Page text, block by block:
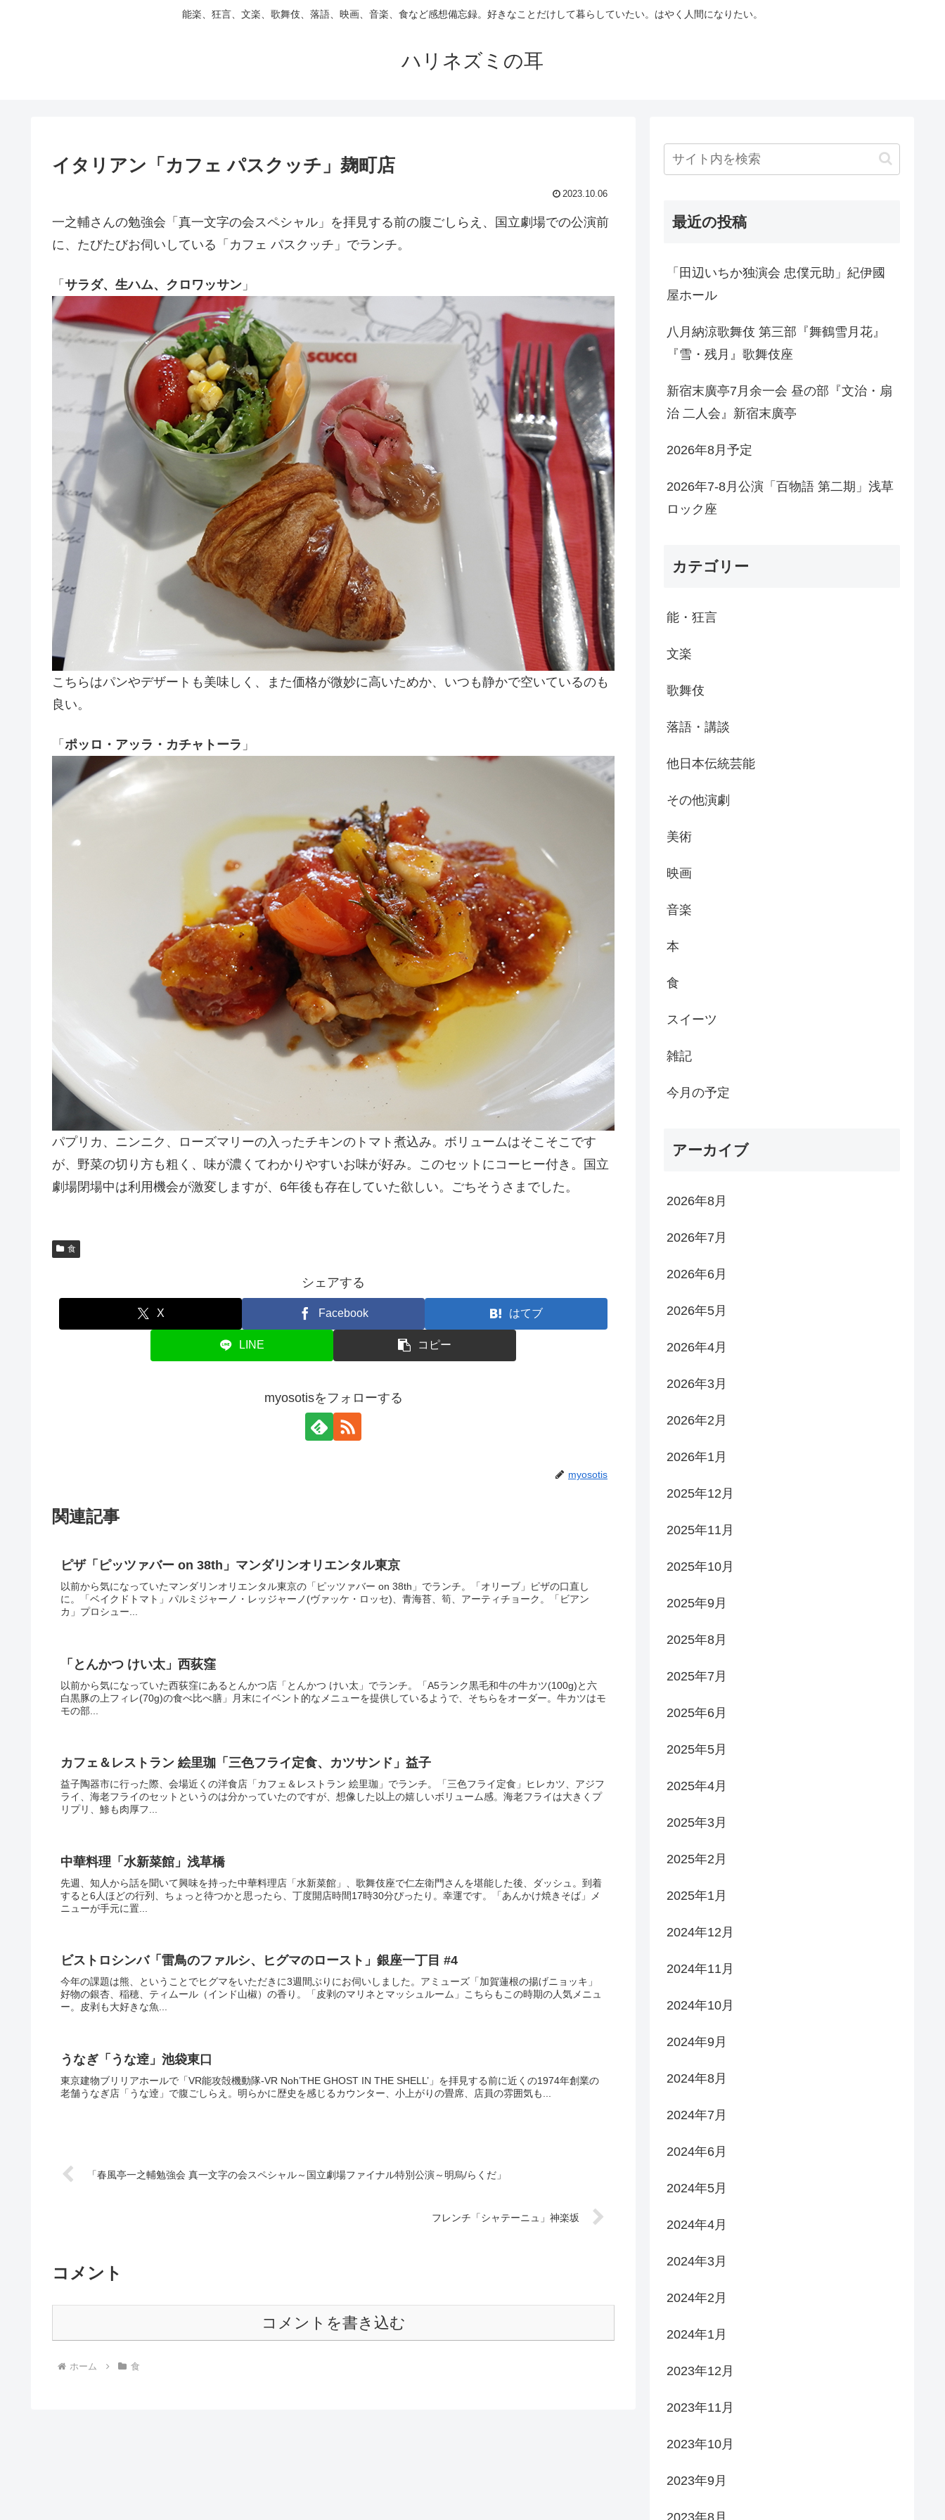
能楽、狂言、文楽、歌舞伎、落語、映画、音楽、食など感想備忘録。好きなことだけして暮らしていたい。はやく人間になりたい。
ハリネズミの耳
イタリアン「カフェ パスクッチ」麹町店
2023.10.06
一之輔さんの勉強会「真一文字の会スペシャル」を拝見する前の腹ごしらえ、国立劇場での公演前
に、たびたびお伺いしている「カフェ パスクッチ」でランチ。
「 サラダ、生ハム、クロワッサン 」
こちらはパンやデザートも美味しく、また価格が微妙に高いためか、いつも静かで空いているのも
良い。
「 ポッロ・アッラ・カチャトーラ 」
パプリカ、ニンニク、ローズマリーの入ったチキンのトマト煮込み。ボリュームはそこそこです
が、野菜の切り方も粗く、味が濃くてわかりやすいお味が好み。このセットにコーヒー付き。国立
劇場閉場中は利用機会が激変しますが、6年後も存在していた欲しい。ごちそうさまでした。
食
シェアする
X Facebook はてブ
LINE コピー
myosotisをフォローする
myosotis
関連記事
ピザ「ピッツァバー on 38th」マンダリンオリエンタル東京
以前から気になっていたマンダリンオリエンタル東京の「ピッツァバー on 38th」でランチ。「オリーブ」ピザの口直し
に。「ベイクドトマト」パルミジャーノ・レッジャーノ(ヴァッケ・ロッセ)、青海苔、筍、アーティチョーク。「ビアン
カ」プロシュー...
「とんかつ けい太」西荻窪
以前から気になっていた西荻窪にあるとんかつ店「とんかつ けい太」でランチ。「A5ランク黒毛和牛の牛カツ(100g)と六
白黒豚の上フィレ(70g)の食べ比べ膳」月末にイベント的なメニューを提供しているようで、そちらをオーダー。牛カツはモ
モの部...
カフェ＆レストラン 絵里珈「三色フライ定食、カツサンド」益子
益子陶器市に行った際、会場近くの洋食店「カフェ＆レストラン 絵里珈」でランチ。「三色フライ定食」ヒレカツ、アジフ
ライ、海老フライのセットというのは分かっていたのですが、想像した以上の嬉しいボリューム感。海老フライは大きくプ
リプリ、鯵も肉厚フ...
中華料理「水新菜館」浅草橋
先週、知人から話を聞いて興味を持った中華料理店「水新菜館」、歌舞伎座で仁左衛門さんを堪能した後、ダッシュ。到着
すると6人ほどの行列、ちょっと待つかと思ったら、丁度開店時間17時30分ぴったり。幸運です。「あんかけ焼きそば」メ
ニューが手元に置...
ビストロシンバ「雷鳥のファルシ、ヒグマのロースト」銀座一丁目 #4
今年の課題は熊、ということでヒグマをいただきに3週間ぶりにお伺いしました。アミューズ「加賀蓮根の揚げニョッキ」
好物の銀杏、稲穂、ティムール（インド山椒）の香り。「皮剥のマリネとマッシュルーム」こちらもこの時期の人気メニュ
ー。皮剥も大好きな魚...
うなぎ「うな逹」池袋東口
東京建物ブリリアホールで「VR能攻殻機動隊-VR Noh’THE GHOST IN THE SHELL’」を拝見する前に近くの1974年創業の
老舗うなぎ店「うな逹」で腹ごしらえ。明らかに歴史を感じるカウンター、小上がりの畳席、店員の雰囲気も...
「春風亭一之輔勉強会 真一文字の会スペシャル～国立劇場ファイナル特別公演～明烏/らくだ」
フレンチ「シャテーニュ」神楽坂
コメント
コメントを書き込む
ホーム 食
最近の投稿
「田辺いちか独演会 忠僕元助」紀伊國
屋ホール
八月納涼歌舞伎 第三部『舞鶴雪月花』
『雪・残月』歌舞伎座
新宿末廣亭7月余一会 昼の部『文治・扇
治 二人会』新宿末廣亭
2026年8月予定
2026年7-8月公演「百物語 第二期」浅草
ロック座
カテゴリー
能・狂言
文楽
歌舞伎
落語・講談
他日本伝統芸能
その他演劇
美術
映画
音楽
本
食
スイーツ
雑記
今月の予定
アーカイブ
2026年8月
2026年7月
2026年6月
2026年5月
2026年4月
2026年3月
2026年2月
2026年1月
2025年12月
2025年11月
2025年10月
2025年9月
2025年8月
2025年7月
2025年6月
2025年5月
2025年4月
2025年3月
2025年2月
2025年1月
2024年12月
2024年11月
2024年10月
2024年9月
2024年8月
2024年7月
2024年6月
2024年5月
2024年4月
2024年3月
2024年2月
2024年1月
2023年12月
2023年11月
2023年10月
2023年9月